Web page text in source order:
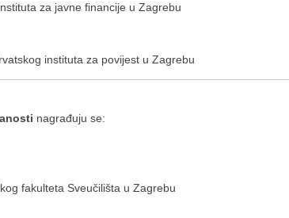
za javne financije u Zagrebu
instituta za povijest u Zagrebu
nagrađuju se:
fakulteta Sveučilišta u Zagrebu